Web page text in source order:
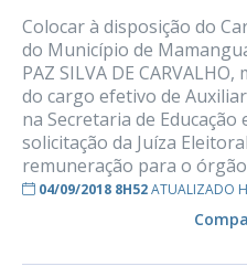
Colocar à disposição do
do Município de
PAZ SILVA DE
do cargo efetivo de
na Secretaria de
solicitação da Juíza
remuneração para o
04/09/2018 8H52ATUALIZADO